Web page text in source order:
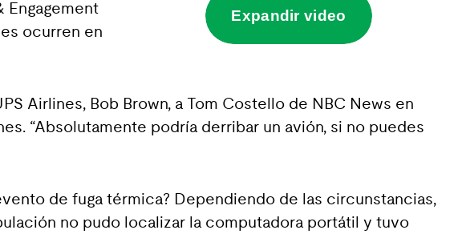
Expandir video
Engagement
ocurren en
Airlines, Bob Brown, a Tom Costello de NBC News en
“Absolutamente podría derribar un avión, si no puedes
de fuga térmica? Dependiendo de las circunstancias,
no pudo localizar la computadora portátil y tuvo